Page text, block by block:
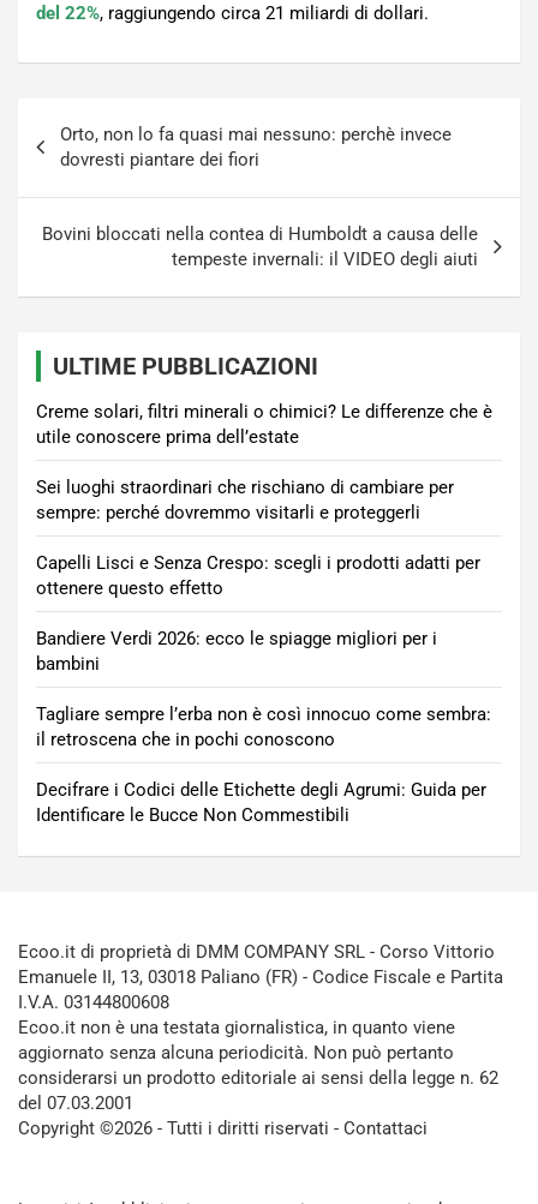
del 22%, raggiungendo circa 21 miliardi di dollari.
articoli
Orto, non lo fa quasi mai nessuno: perchè invece
dovresti piantare dei fiori
Bovini bloccati nella contea di Humboldt a causa delle
tempeste invernali: il VIDEO degli aiuti
ULTIME PUBBLICAZIONI
Creme solari, filtri minerali o chimici? Le differenze che è
utile conoscere prima dell’estate
Sei luoghi straordinari che rischiano di cambiare per
sempre: perché dovremmo visitarli e proteggerli
Capelli Lisci e Senza Crespo: scegli i prodotti adatti per
ottenere questo effetto
Bandiere Verdi 2026: ecco le spiagge migliori per i
bambini
Tagliare sempre l’erba non è così innocuo come sembra:
il retroscena che in pochi conoscono
Decifrare i Codici delle Etichette degli Agrumi: Guida per
Identificare le Bucce Non Commestibili
Ecoo.it di proprietà di DMM COMPANY SRL - Corso Vittorio
Emanuele II, 13, 03018 Paliano (FR) - Codice Fiscale e Partita
I.V.A. 03144800608
Ecoo.it non è una testata giornalistica, in quanto viene
aggiornato senza alcuna periodicità. Non può pertanto
considerarsi un prodotto editoriale ai sensi della legge n. 62
del 07.03.2001
Copyright ©2026 - Tutti i diritti riservati - Contattaci